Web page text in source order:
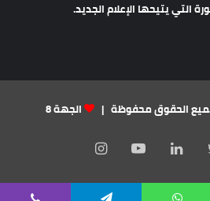
التي يتيحها الإعلام الجديد.
الجهة 8